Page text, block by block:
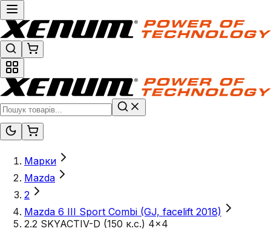
Марки
Mazda
2
Mazda 6 III Sport Combi (GJ, facelift 2018)
2.2 SKYACTIV-D (150 к.с.) 4x4